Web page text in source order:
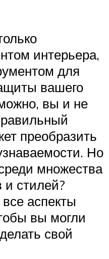
интерьера,
для
вашего
вы и не
преобразить
Но
множества
и стилей?
аспекты
вы могли
свой